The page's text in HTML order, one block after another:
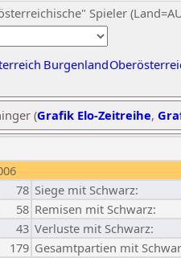
Spieler
Burgenland
(Grafik Elo-Zeitreihe,
78 Siege mit Schwarz:
58 Remisen mit Schwarz:
43 Verluste mit Schwarz:
179 Gesamtpartien mit